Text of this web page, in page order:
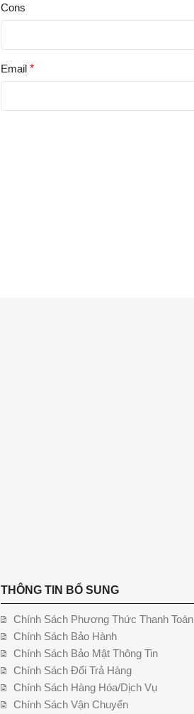
Cons
Email *
THÔNG TIN BỔ SUNG
Chính Sách Phương Thức Thanh Toán
Chính Sách Bảo Hành
Chính Sách Bảo Mật Thông Tin
Chính Sách Đổi Trả Hàng
Chính Sách Hàng Hóa/Dịch Vụ
Chính Sách Vận Chuyển